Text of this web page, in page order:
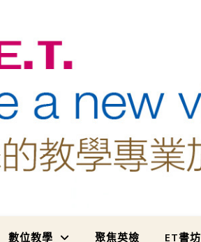
數位教學 聚焦英檢 ET書坊